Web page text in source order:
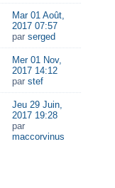
Mar 01 Août,
2017 07:57
par serged
Mer 01 Nov,
2017 14:12
par stef
Jeu 29 Juin,
2017 19:28
par
maccorvinus